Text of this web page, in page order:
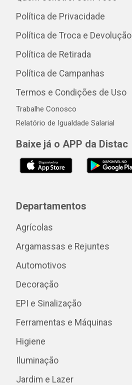
Política de Privacidade
Política de Troca e Devolução
Política de Retirada
Política de Campanhas
Termos e Condições de Uso
Trabalhe Conosco
Relatório de Igualdade Salarial
Baixe já o APP da Distac
Departamentos
Agrícolas
Argamassas e Rejuntes
Automotivos
Decoração
EPI e Sinalização
Ferramentas e Máquinas
Higiene
Iluminação
Jardim e Lazer